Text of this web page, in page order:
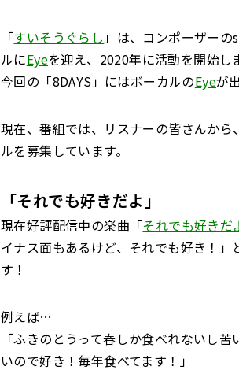
「すいそうぐらし 」は、コンポーザー
ルにEyeを迎え、2020年に活動を開始し
今回の「8DAYS」にはボーカルのEyeが
現在、番組では、リスナーの皆さんから、
ルを募集しています。
「それでも好きだよ」
現在好評配信中の楽曲「それでも好きだ
イナス面もあるけど、それでも好き！
す！
例えば…
「ふきのとうって春しか食べれないし
いので好き！毎年食べてます！」